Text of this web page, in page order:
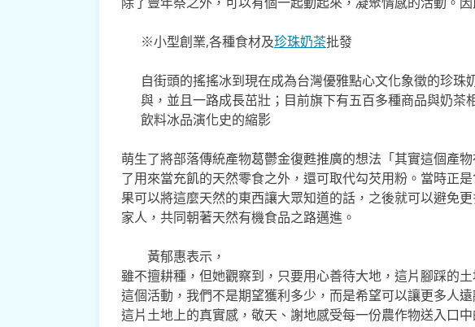
※小型創業,各種食材及珍珠奶茶批發
自街頭的搖搖冰到現在成為台灣優雅點心文化象徵的珍珠
與，並且一路成長茁壯；目前旗下有五百多種商品與奶茶
飲料冰品演化史的縮影
萌生了將部落傳統產物葛鬱金復甦推廣的想法「其實這個產
了用來當充飢的天然零食之外，還可取代勾芡用粉。當時正
果可以將這麼天然的東西讓大眾知道的話，之後就可以避免
家人，共同朝著天然有機食品之路邁進。
黃郁惠表示，
雖不擅耕種，但她觀察到，只要用心善待大地，這片腳踩的
這個活動，我們不是期望獲利多少，而是希望可以讓更多人
這片土地上的真實感，敬天、謝地感受每一份農作物送入口